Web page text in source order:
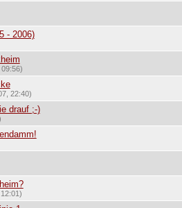
- 2006)
22:40)
drauf ;-)